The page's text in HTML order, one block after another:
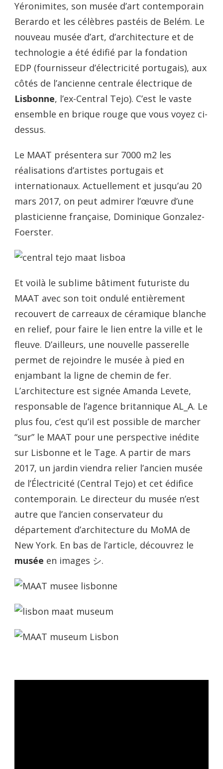
Yéronimites, son musée d’art contemporain
Berardo et les célèbres pastéis de Belém. Le
nouveau musée d’art, d’architecture et de
technologie a été édifié par la fondation
EDP (fournisseur d’électricité portugais), aux
côtés de l’ancienne centrale électrique de
Lisbonne, l’ex-Central Tejo). C’est le vaste
ensemble en brique rouge que vous voyez ci-
dessus.
Le MAAT présentera sur 7000 m2 les
réalisations d’artistes portugais et
internationaux. Actuellement et jusqu’au 20
mars 2017, on peut admirer l’œuvre d’une
plasticienne française, Dominique Gonzalez-
Foerster.
Et voilà le sublime bâtiment futuriste du
MAAT avec son toit ondulé entièrement
recouvert de carreaux de céramique blanche
en relief, pour faire le lien entre la ville et le
fleuve. D’ailleurs, une nouvelle passerelle
permet de rejoindre le musée à pied en
enjambant la ligne de chemin de fer.
L’architecture est signée Amanda Levete,
responsable de l’agence britannique AL_A. Le
plus fou, c’est qu’il est possible de marcher
“sur” le MAAT pour une perspective inédite
sur Lisbonne et le Tage. A partir de mars
2017, un jardin viendra relier l’ancien musée
de l’Électricité (Central Tejo) et cet édifice
contemporain. Le directeur du musée n’est
autre que l’ancien conservateur du
département d’architecture du MoMA de
New York. En bas de l’article, découvrez le
musée en images シ.